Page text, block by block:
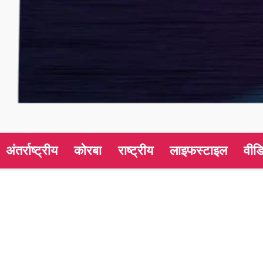
अंतर्राष्ट्रीय कोरबा राष्ट्रीय लाइफस्टाइल